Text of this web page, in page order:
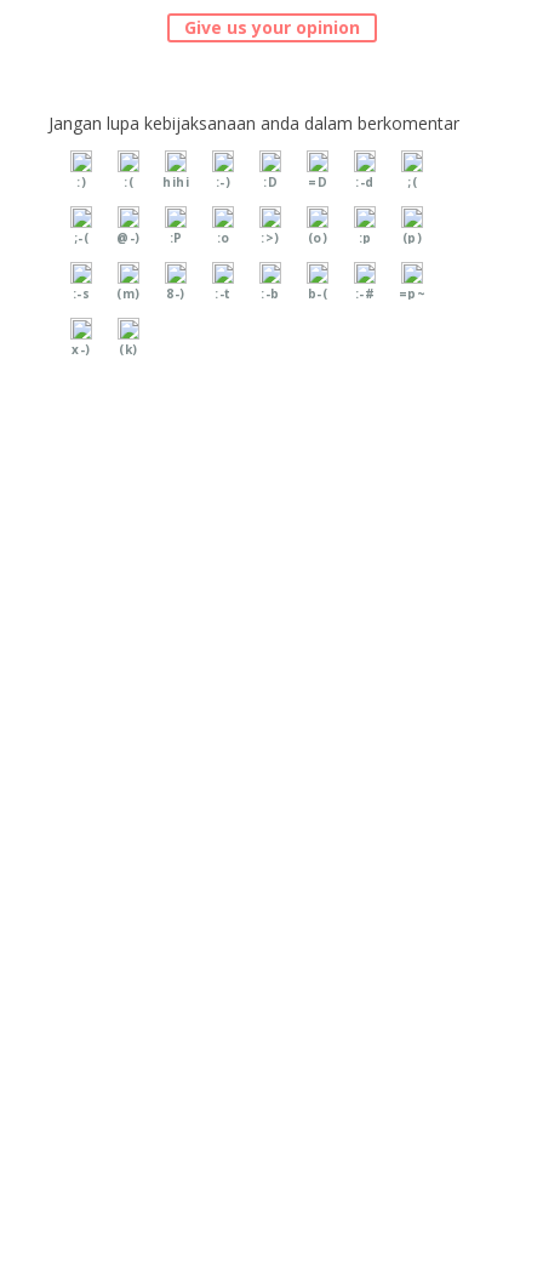
Give us your opinion
Jangan lupa kebijaksanaan anda dalam berkomentar
:) :( hihi :-) :D =D :-d ;(
;-( @-) :P :o :>) (o) :p (p)
:-s (m) 8-) :-t :-b b-( :-# =p~
x-) (k)